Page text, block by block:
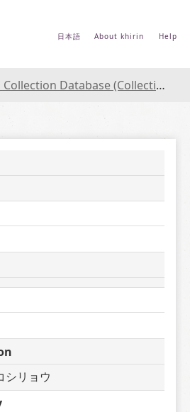
日本語 About khirin Help
(Collections Database of the National Museum of Japanese History)
シリョウ